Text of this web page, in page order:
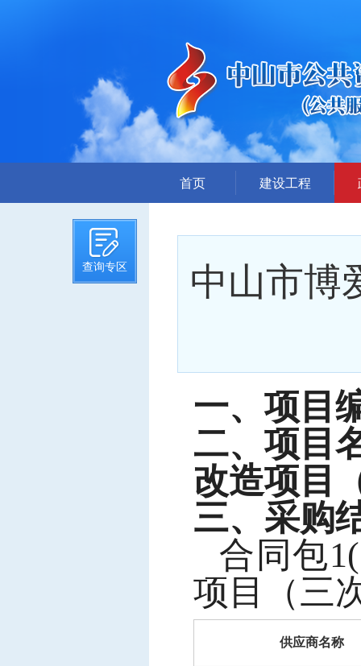
查询专区
首页 建设工程
招标文件提前公示
招标公告
答疑、澄清
中标信息
项目公告
招投标公开信息
中山市博
一、项目
二、项目
改造项目
三、采购
合同包
项目（三
供应商名称